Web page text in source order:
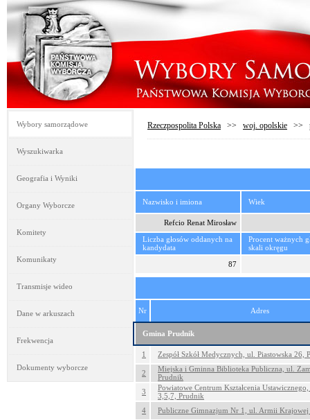
Wybory samorządowe
Wyszukiwarka
Geografia i Wyniki
Organy Wyborcze
Komitety
Komunikaty
Transmisje wideo
Dane w arkuszach
Frekwencja
Dokumenty wyborcze
Rzeczpospolita Polska >> woj. opolskie >>
Nazwisko i imiona Wiek
Refcio Renat Mirosław
Liczba głosów oddanych na
kandydata
Procent ważnych
skali okręgu
87
Nr Adres
Gmina Prudnik
1 Zespół Szkół Medycznych, ul. Piastowska 26,
2
Miejska i Gminna Biblioteka Publiczna, ul.
Prudnik
3
Powiatowe Centrum Kształcenia
3,5,7, Prudnik
4
Publiczne Gimnazjum Nr 1, ul. Armii